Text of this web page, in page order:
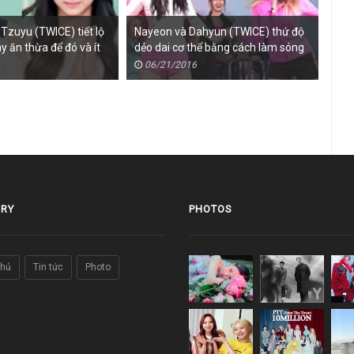
(TWICE) tiết lộ
ăn thừa để đó và ít
Nayeon và Dahyun (TWICE) thứ độ
dẻo dai cơ thể bằng cách làm sóng
biển06/21/2016
Tin tức Photo
PHOTOS